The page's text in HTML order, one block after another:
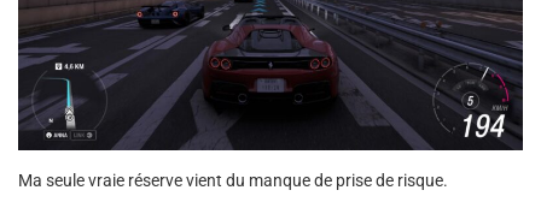
Ma seule vraie réserve vient du manque de prise de risque.